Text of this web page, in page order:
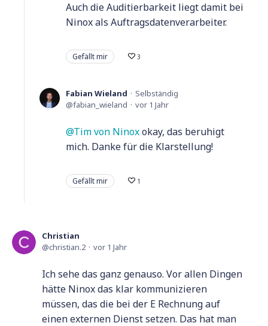
Auch die Auditierbarkeit liegt damit bei
Ninox als Auftragsdatenverarbeiter.
Gefällt mir 3
Fabian Wieland
Selbständig
fabian_wieland
vor 1 Jahr
Tim von Ninoxokay, das beruhigt
mich. Danke für die Klarstellung!
Gefällt mir 1
Christian
christian.2
vor 1 Jahr
Ich sehe das ganz genauso. Vor allen Dingen
hätte Ninox das klar kommunizieren
müssen, das die bei der E Rechnung auf
einen externen Dienst setzen. Das hat man